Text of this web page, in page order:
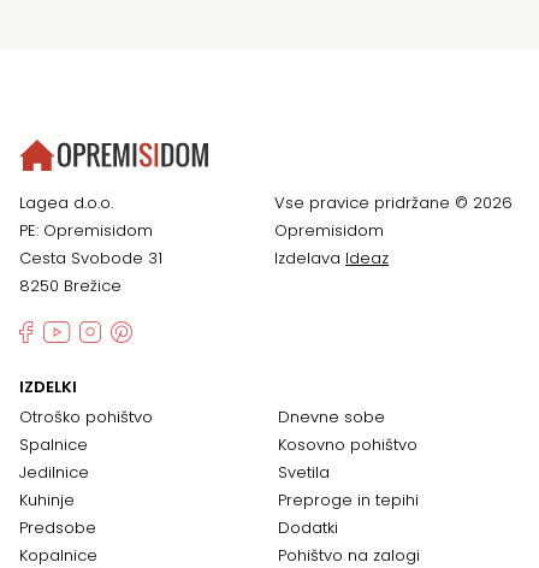
Lagea d.o.o.
PE: Opremisidom
Cesta Svobode 31
8250 Brežice
Vse pravice pridržane © 2026
Opremisidom
Izdelava Ideaz
IZDELKI
Otroško pohištvo
Spalnice
Jedilnice
Kuhinje
Predsobe
Kopalnice
Dnevne sobe
Kosovno pohištvo
Svetila
Preproge in tepihi
Dodatki
Pohištvo na zalogi